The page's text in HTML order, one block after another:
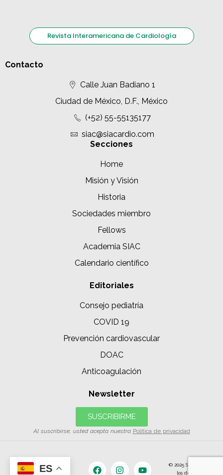
Revista Interamericana de Cardiología
Contacto
Calle Juan Badiano 1
Ciudad de México, D.F., México
(+52) 55-55135177
siac@siacardio.com
Secciones
Home
Misión y Visión
Historia
Sociedades miembro
Fellows
Academia SIAC
Calendario científico
Editoriales
Consejo pediatría
COVID 19
Prevención cardiovascular
DOAC
Anticoagulación
Newsletter
SUSCRIBIRME
Al suscribirse, usted acepta nuestra Política de privacidad
© 2025 SIAC | Todos
los derechos
ES